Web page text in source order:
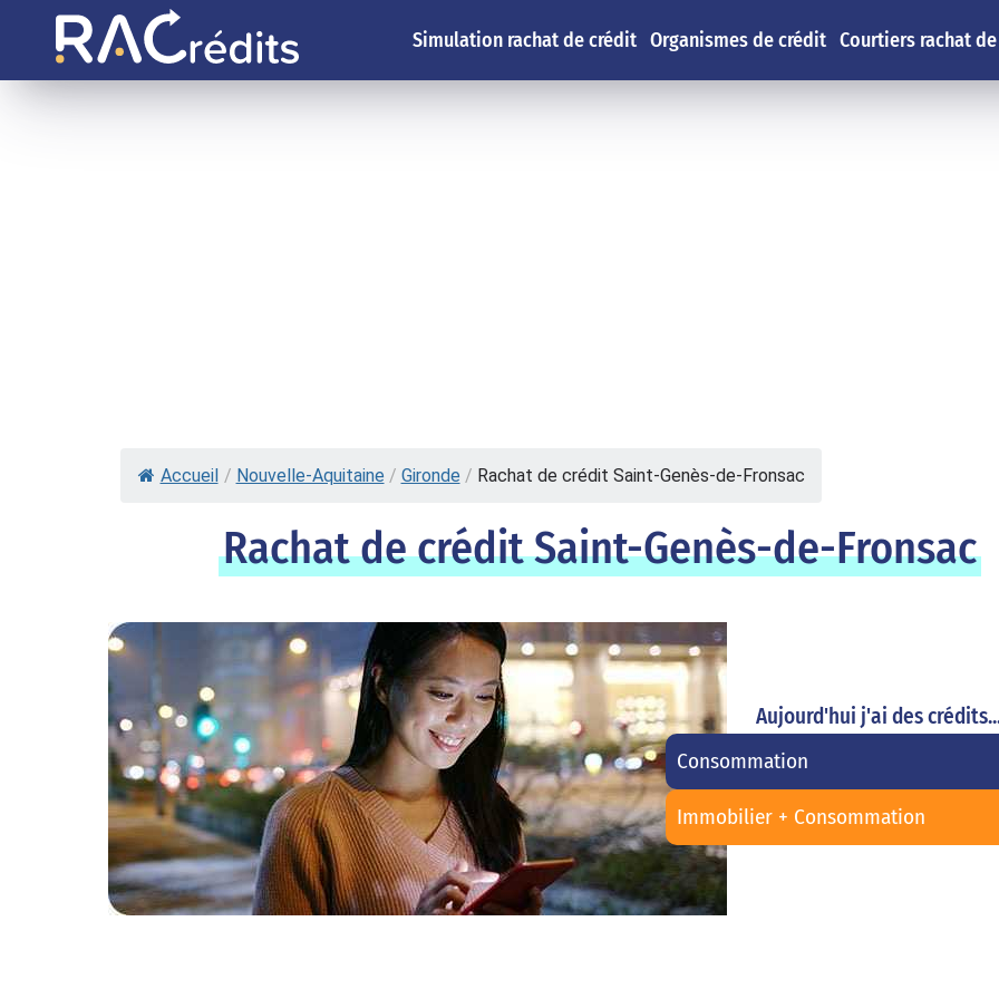
Simulation rachat de crédit Organismes de crédit Courtiers rachat
Accueil / Nouvelle-Aquitaine / Gironde / Rachat de crédit Saint-Genès-de-Fronsac
Rachat de crédit Saint-Genès-de-Fronsac
Aujourd'hui j'ai des
Consommation
Immobilier + Consommation